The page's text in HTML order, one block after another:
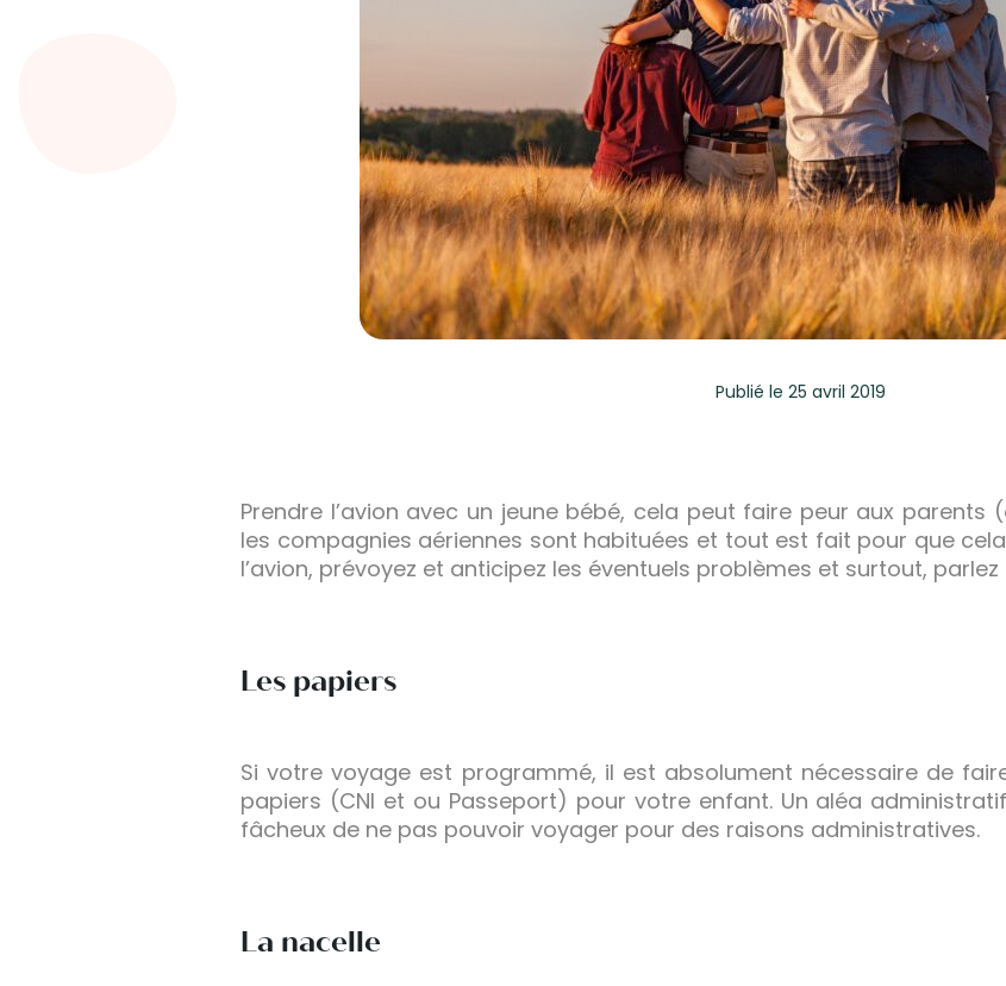
Publié le 25 avril 2019
Prendre l’avion avec un jeune bébé, cela peut faire peur aux
les compagnies aériennes sont habituées et tout est fait pour que
l’avion, prévoyez et anticipez les éventuels problèmes et surtout,
Les papiers
Si votre voyage est programmé, il est absolument nécessaire de
papiers (CNI et ou Passeport) pour votre enfant. Un aléa
fâcheux de ne pas pouvoir voyager pour des raisons administratives.
La nacelle